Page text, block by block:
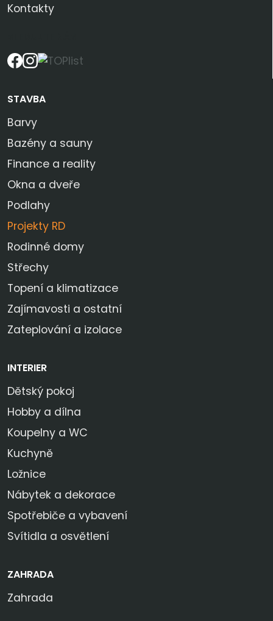
Kontakty
STAVBA
Barvy
Bazény a sauny
Finance a reality
Okna a dveře
Podlahy
Projekty RD
Rodinné domy
Střechy
Topení a klimatizace
Zajímavosti a ostatní
Zateplování a izolace
INTERIER
Dětský pokoj
Hobby a dílna
Koupelny a WC
Kuchyně
Ložnice
Nábytek a dekorace
Spotřebiče a vybavení
Svítidla a osvětlení
ZAHRADA
Zahrada